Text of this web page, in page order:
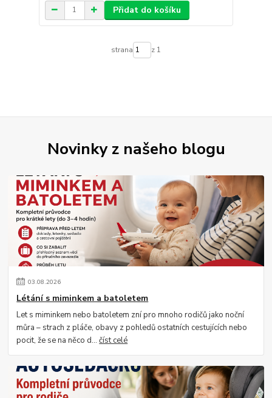
Přidat do košíku
strana z 1
Novinky z našeho blogu
03.08.2026
Létání s miminkem a batoletem
Let s miminkem nebo batoletem zní pro mnoho rodičů jako noční
můra – strach z pláče, obavy z pohledů ostatních cestujících nebo
pocit, že se na něco d...číst celé